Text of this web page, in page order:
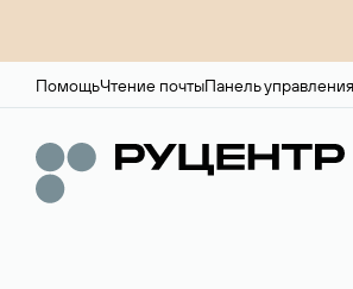
ПомощьЧтение почтыПанель